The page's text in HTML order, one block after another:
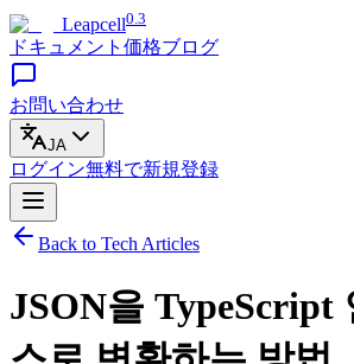
Leapcell0.3
ドキュメント 価格ブログ
お問い合わせ
JA
ログイン無料で新規登録
Back to Tech Articles
JSON을 TypeScript